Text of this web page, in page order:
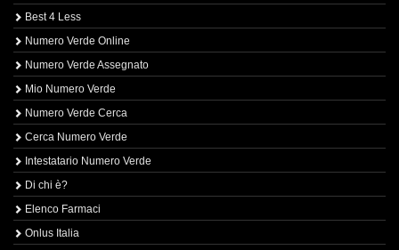
Best 4 Less
Numero Verde Online
Numero Verde Assegnato
Mio Numero Verde
Numero Verde Cerca
Cerca Numero Verde
Intestatario Numero Verde
Di chi è?
Elenco Farmaci
Onlus Italia